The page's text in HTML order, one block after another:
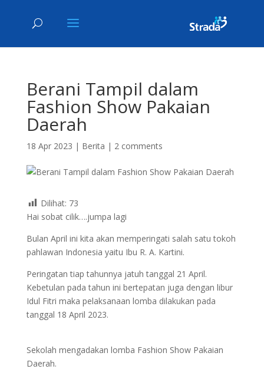
Berani Tampil dalam
Fashion Show Pakaian
Daerah
18 Apr 2023 | Berita | 2 comments
Dilihat: 73
Hai sobat cilik….jumpa lagi
Bulan April ini kita akan memperingati salah satu tokoh
pahlawan Indonesia yaitu Ibu R. A. Kartini.
Peringatan tiap tahunnya jatuh tanggal 21 April.
Kebetulan pada tahun ini bertepatan juga dengan libur
Idul Fitri maka pelaksanaan lomba dilakukan pada
tanggal 18 April 2023.
Sekolah mengadakan lomba Fashion Show Pakaian
Daerah.